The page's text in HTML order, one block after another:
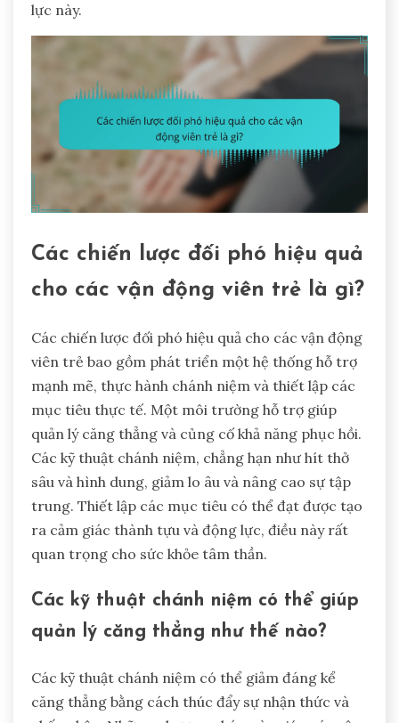
lực này.
Các chiến lược đối phó hiệu quả
cho các vận động viên trẻ là gì?
Các chiến lược đối phó hiệu quả cho các vận động
viên trẻ bao gồm phát triển một hệ thống hỗ trợ
mạnh mẽ, thực hành chánh niệm và thiết lập các
mục tiêu thực tế. Một môi trường hỗ trợ giúp
quản lý căng thẳng và củng cố khả năng phục hồi.
Các kỹ thuật chánh niệm, chẳng hạn như hít thở
sâu và hình dung, giảm lo âu và nâng cao sự tập
trung. Thiết lập các mục tiêu có thể đạt được tạo
ra cảm giác thành tựu và động lực, điều này rất
quan trọng cho sức khỏe tâm thần.
Các kỹ thuật chánh niệm có thể giúp
quản lý căng thẳng như thế nào?
Các kỹ thuật chánh niệm có thể giảm đáng kể
căng thẳng bằng cách thúc đẩy sự nhận thức và